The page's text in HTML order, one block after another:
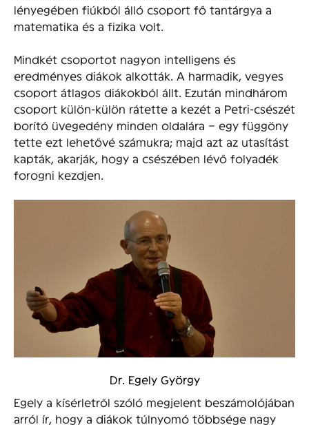
lényegében fiúkból álló csoport fő tantárgya a
matematika és a fizika volt.
Mindkét csoportot nagyon intelligens és
eredményes diákok alkották. A harmadik, vegyes
csoport átlagos diákokból állt. Ezután mindhárom
csoport külön-külön rátette a kezét a Petri-csészét
borító üvegedény minden oldalára – egy függöny
tette ezt lehetővé számukra; majd azt az utasítást
kapták, akarják, hogy a csészében lévő folyadék
forogni kezdjen.
Dr. Egely György
Egely a kísérletről szóló megjelent beszámolójában
arról ír, hogy a diákok túlnyomó többsége nagy